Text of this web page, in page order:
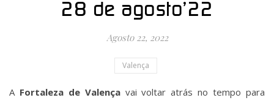
28 de agosto’22
Agosto 22, 2022
Valença
A Fortaleza de Valençavai voltar atrás no tempo para